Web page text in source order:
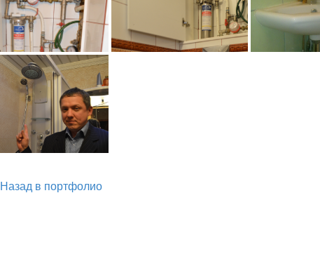
Назад в портфолио